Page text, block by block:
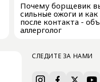
Почему борщевик
сильные ожоги и
после контакта -
аллерголог
СЛЕДИТЕ ЗА НАМИ